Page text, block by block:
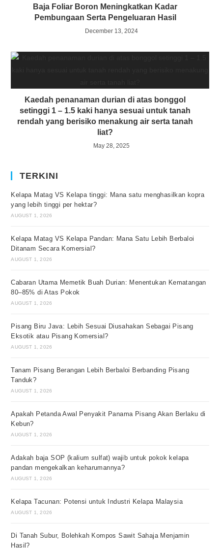
Baja Foliar Boron Meningkatkan Kadar
Pembungaan Serta Pengeluaran Hasil
December 13, 2024
Kaedah penanaman durian di atas bonggol
setinggi 1 – 1.5 kaki hanya sesuai untuk tanah
rendah yang berisiko menakung air serta tanah
liat?
May 28, 2025
TERKINI
Kelapa Matag VS Kelapa tinggi: Mana satu menghasilkan kopra
yang lebih tinggi per hektar?
AUGUST 1, 2026
Kelapa Matag VS Kelapa Pandan: Mana Satu Lebih Berbaloi
Ditanam Secara Komersial?
AUGUST 1, 2026
Cabaran Utama Memetik Buah Durian: Menentukan Kematangan
80–85% di Atas Pokok
AUGUST 1, 2026
Pisang Biru Java: Lebih Sesuai Diusahakan Sebagai Pisang
Eksotik atau Pisang Komersial?
AUGUST 1, 2026
Tanam Pisang Berangan Lebih Berbaloi Berbanding Pisang
Tanduk?
AUGUST 1, 2026
Apakah Petanda Awal Penyakit Panama Pisang Akan Berlaku di
Kebun?
AUGUST 1, 2026
Adakah baja SOP (kalium sulfat) wajib untuk pokok kelapa
pandan mengekalkan keharumannya?
AUGUST 1, 2026
Kelapa Tacunan: Potensi untuk Industri Kelapa Malaysia
AUGUST 1, 2026
Di Tanah Subur, Bolehkah Kompos Sawit Sahaja Menjamin
Hasil?